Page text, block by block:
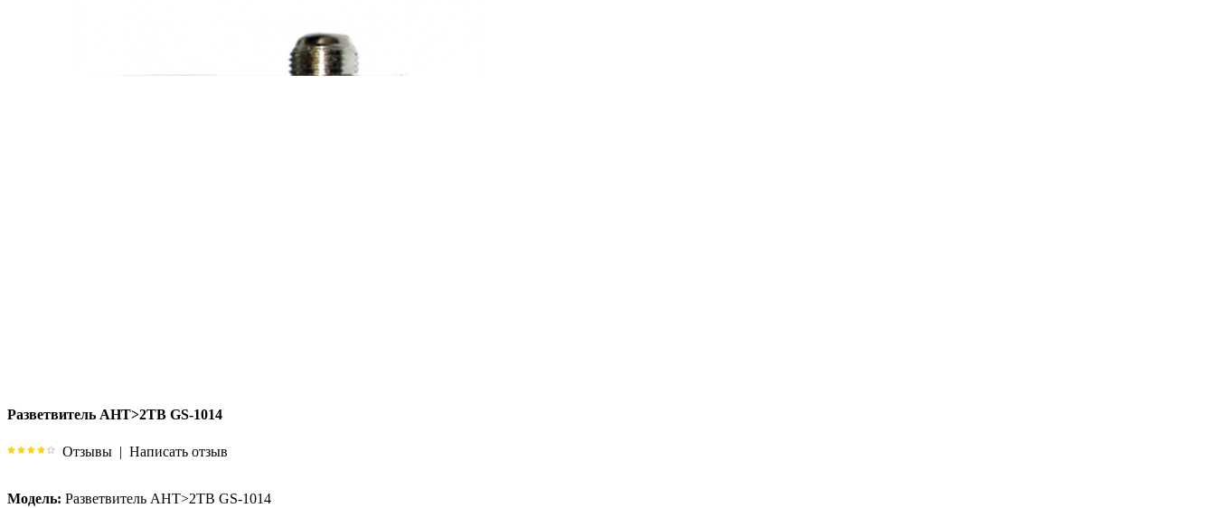
Разветвитель АНТ>2ТВ GS-1014
Отзывы | Написать отзыв
Модель: Разветвитель АНТ>2ТВ GS-1014